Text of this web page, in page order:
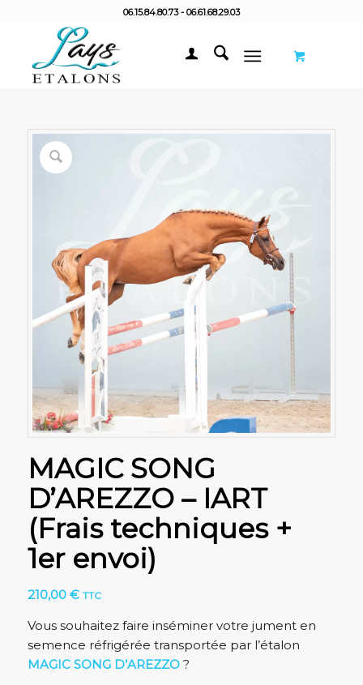
06.15.84.80.73 - 06.61.68.29.03
MAGIC SONG
D’AREZZO – IART
(Frais techniques +
1er envoi)
210,00 € TTC
Vous souhaitez faire inséminer votre jument en
semence réfrigérée transportée par l’étalon
MAGIC SONG D’AREZZO ?